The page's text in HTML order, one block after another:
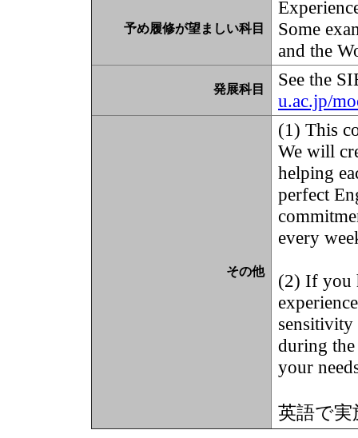
予め履修が望ましい科目
Some
and the
発展科目
See the
u.ac.jp/
その他
(1) This
We will
helping
perfect
every
(2) If you
sensitivity
during
your
英語で実